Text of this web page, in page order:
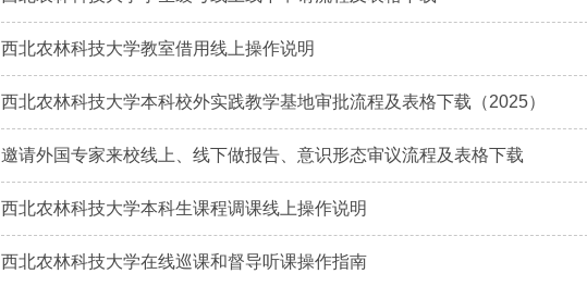
西北农林科技大学教室借用线上操作说明
西北农林科技大学本科校外实践教学基地审批流程及表格下载（2025）
邀请外国专家来校线上、线下做报告、意识形态审议流程及表格下载
西北农林科技大学本科生课程调课线上操作说明
西北农林科技大学在线巡课和督导听课操作指南